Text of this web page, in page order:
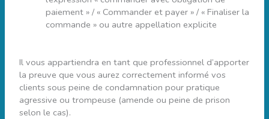
paiement » / « Commander et payer » / « Finaliser la
commande » ou autre appellation explicite
Il vous appartiendra en tant que professionnel d’apporter
la preuve que vous aurez correctement informé vos
clients sous peine de condamnation pour pratique
agressive ou trompeuse (amende ou peine de prison
selon le cas).